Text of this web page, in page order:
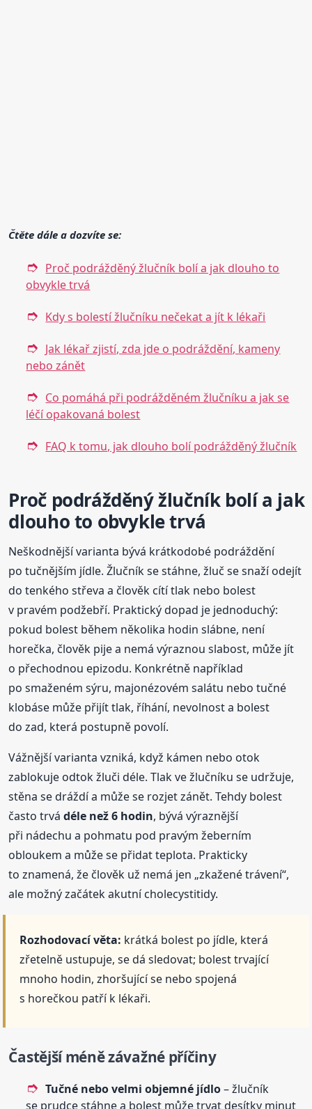
Čtěte dále a dozvíte se:
Proč podrážděný žlučník bolí a jak dlouho to
obvykle trvá
Kdy s bolestí žlučníku nečekat a jít k lékaři
Jak lékař zjistí, zda jde o podráždění, kameny
nebo zánět
Co pomáhá při podrážděném žlučníku a jak se
léčí opakovaná bolest
FAQ k tomu, jak dlouho bolí podrážděný žlučník
Proč podrážděný žlučník bolí a jak
dlouho to obvykle trvá
Neškodnější varianta bývá krátkodobé podráždění
po tučnějším jídle. Žlučník se stáhne, žluč se snaží odejít
do tenkého střeva a člověk cítí tlak nebo bolest
v pravém podžebří. Praktický dopad je jednoduchý:
pokud bolest během několika hodin slábne, není
horečka, člověk pije a nemá výraznou slabost, může jít
o přechodnou epizodu. Konkrétně například
po smaženém sýru, majonézovém salátu nebo tučné
klobáse může přijít tlak, říhání, nevolnost a bolest
do zad, která postupně povolí.
Vážnější varianta vzniká, když kámen nebo otok
zablokuje odtok žluči déle. Tlak ve žlučníku se udržuje,
stěna se dráždí a může se rozjet zánět. Tehdy bolest
často trvádéle než 6 hodin, bývá výraznější
při nádechu a pohmatu pod pravým žeberním
obloukem a může se přidat teplota. Prakticky
to znamená, že člověk už nemá jen „zkažené trávení“,
ale možný začátek akutní cholecystitidy.
Rozhodovací věta: krátká bolest po jídle, která
zřetelně ustupuje, se dá sledovat; bolest trvající
mnoho hodin, zhoršující se nebo spojená
s horečkou patří k lékaři.
Častější méně závažné příčiny
Tučné nebo velmi objemné jídlo– žlučník
se prudce stáhne a bolest může trvat desítky minut